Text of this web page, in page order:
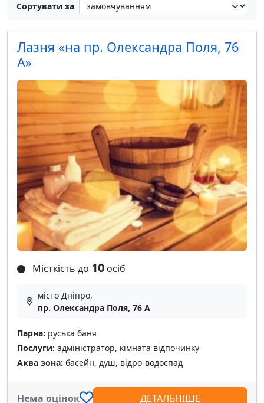
Сортувати за
Лазня «на пр. Олександра Поля, 76
А»
Місткість до 10 осіб
місто Дніпро,
пр. Олександра Поля, 76 А
Парна: руська баня
Послуги: адміністратор, кімната відпочинку
Аква зона: басейн, душ, відро-водоспад
Нема оцінок ДЕТАЛЬНІШЕ